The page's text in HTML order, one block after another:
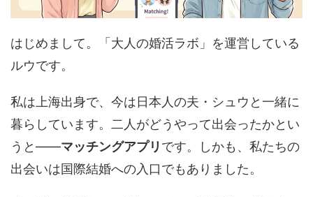
はじめまして。「大人の婚活ラボ」を運営している
ルウです。
私は上海出身で、今は日本人の夫・シュウと一緒に
暮らしています。二人がどうやって出会ったかとい
うと——マッチングアプリ です。しかも、私たちの
出会いは国際結婚への入口でもありました。